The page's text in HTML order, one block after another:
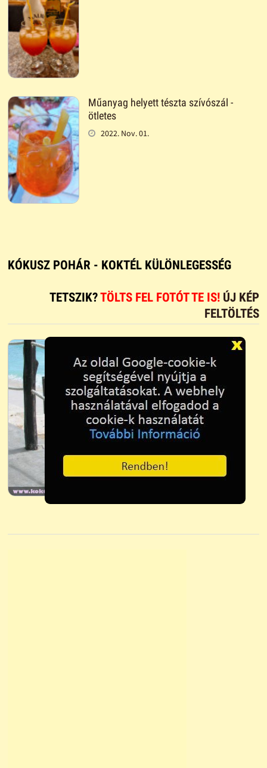
Műanyag helyett tészta szívószál -
ötletes
2022. Nov. 01.
KÓKUSZ POHÁR - KOKTÉL KÜLÖNLEGESSÉG
TETSZIK?TÖLTS FEL FOTÓT TE IS! ÚJ KÉP
FELTÖLTÉS